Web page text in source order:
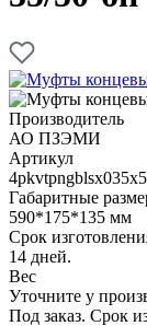
Производитель
АО ПЗЭМИ
Артикул
Габаритные
590*175*135 мм
Срок
14 дней.
Вес
Уточните у
Под заказ. Срок